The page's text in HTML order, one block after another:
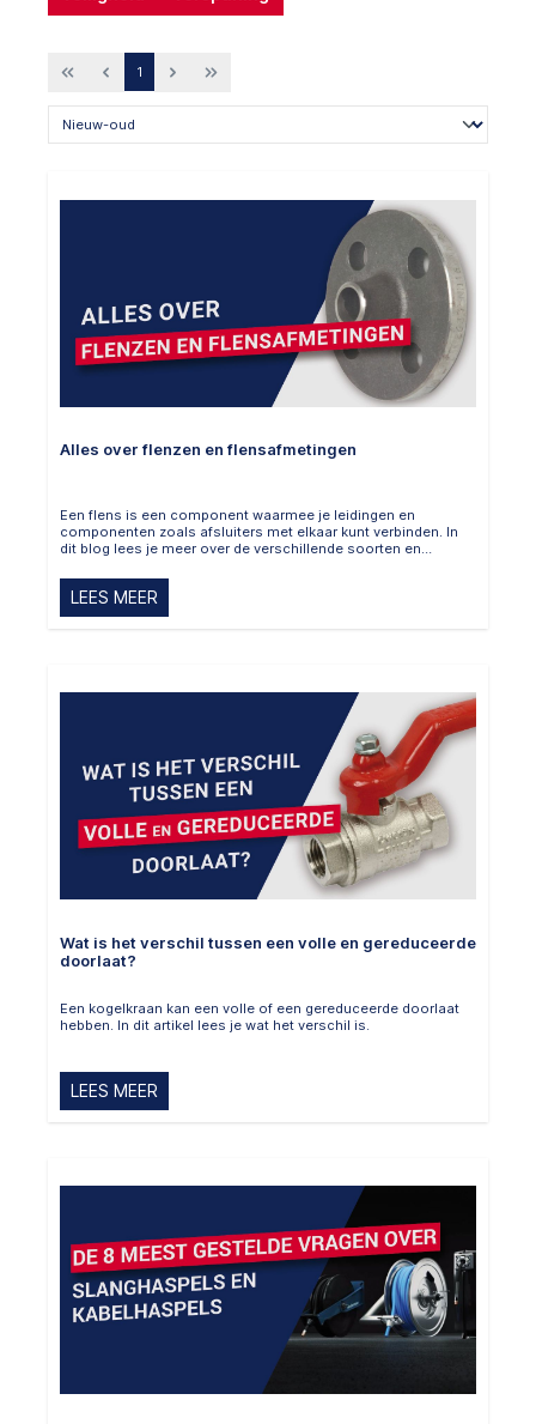
1
Alles over flenzen en flensafmetingen
Een flens is een component waarmee je leidingen en
componenten zoals afsluiters met elkaar kunt verbinden. In
dit blog lees je meer over de verschillende soorten en
LEES MEER
Wat is het verschil tussen een volle en gereduceerde
doorlaat?
Een kogelkraan kan een volle of een gereduceerde doorlaat
hebben. In dit artikel lees je wat het verschil is.
LEES MEER